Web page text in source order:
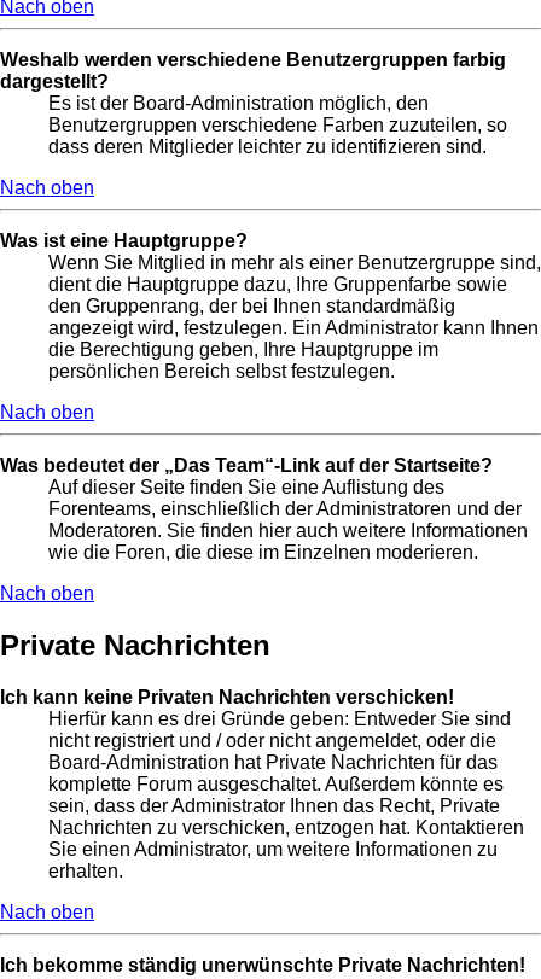
Nach oben
Weshalb werden verschiedene Benutzergruppen farbig
dargestellt?
Es ist der Board-Administration möglich, den
Benutzergruppen verschiedene Farben zuzuteilen, so
dass deren Mitglieder leichter zu identifizieren sind.
Nach oben
Was ist eine Hauptgruppe?
Wenn Sie Mitglied in mehr als einer Benutzergruppe sind,
dient die Hauptgruppe dazu, Ihre Gruppenfarbe sowie
den Gruppenrang, der bei Ihnen standardmäßig
angezeigt wird, festzulegen. Ein Administrator kann Ihnen
die Berechtigung geben, Ihre Hauptgruppe im
persönlichen Bereich selbst festzulegen.
Nach oben
Was bedeutet der „Das Team“-Link auf der Startseite?
Auf dieser Seite finden Sie eine Auflistung des
Forenteams, einschließlich der Administratoren und der
Moderatoren. Sie finden hier auch weitere Informationen
wie die Foren, die diese im Einzelnen moderieren.
Nach oben
Private Nachrichten
Ich kann keine Privaten Nachrichten verschicken!
Hierfür kann es drei Gründe geben: Entweder Sie sind
nicht registriert und / oder nicht angemeldet, oder die
Board-Administration hat Private Nachrichten für das
komplette Forum ausgeschaltet. Außerdem könnte es
sein, dass der Administrator Ihnen das Recht, Private
Nachrichten zu verschicken, entzogen hat. Kontaktieren
Sie einen Administrator, um weitere Informationen zu
erhalten.
Nach oben
Ich bekomme ständig unerwünschte Private Nachrichten!